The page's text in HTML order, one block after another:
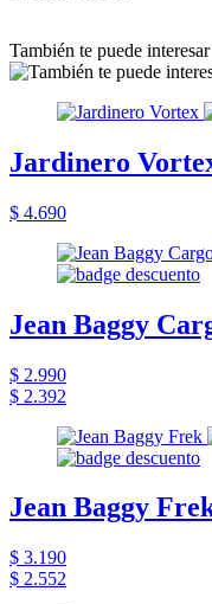
También te puede interesar
Jardinero
$ 4.690
Jean Baggy
$ 2.990
$ 2.392
Jean Baggy
$ 3.190
$ 2.552